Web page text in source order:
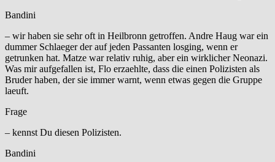
Bandini
– wir haben sie sehr oft in Heilbronn getroffen. Andre Haug war ein
dummer Schlaeger der auf jeden Passanten losging, wenn er
getrunken hat. Matze war relativ ruhig, aber ein wirklicher Neonazi.
Was mir aufgefallen ist, Flo erzaehlte, dass die einen Polizisten als
Bruder haben, der sie immer warnt, wenn etwas gegen die Gruppe
laeuft.
Frage
– kennst Du diesen Polizisten.
Bandini